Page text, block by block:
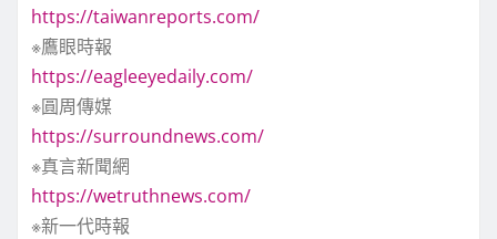
https://taiwanreports.com/
※鷹眼時報
https://eagleeyedaily.com/
※圓周傳媒
https://surroundnews.com/
※真言新聞網
https://wetruthnews.com/
※新一代時報